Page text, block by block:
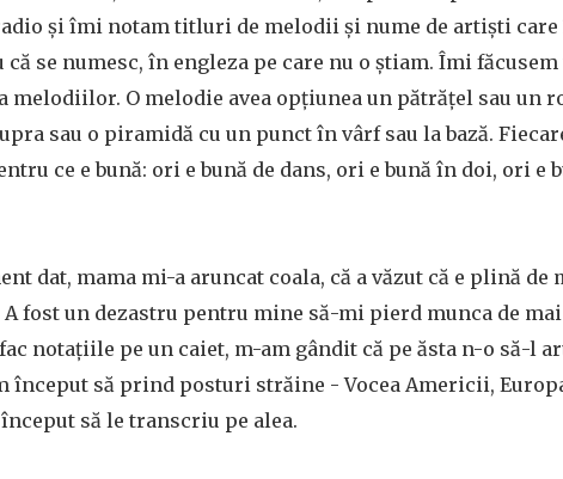
și îmi notam titluri de melodii și nume de artiști care
că se numesc, în engleza pe care nu o știam. Îmi
melodiilor. O melodie avea opțiunea un pătrățel sau un
sau o piramidă cu un punct în vârf sau la bază.
ce e bună: ori e bună de dans, ori e bună în doi, ori e
dat, mama mi-a aruncat coala, că a văzut că e plină
A fost un dezastru pentru mine să-mi pierd munca de
notațiile pe un caiet, m-am gândit că pe ăsta n-o să-l
început să prind posturi străine - Vocea Americii,
să le transcriu pe alea.